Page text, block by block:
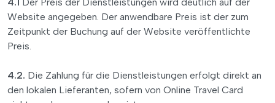
Website angegeben. Der anwendbare Preis ist der zum
Zeitpunkt der Buchung auf der Website veröffentlichte
Preis.
4.2. Die Zahlung für die Dienstleistungen erfolgt direkt an
den lokalen Lieferanten, sofern von Online Travel Card